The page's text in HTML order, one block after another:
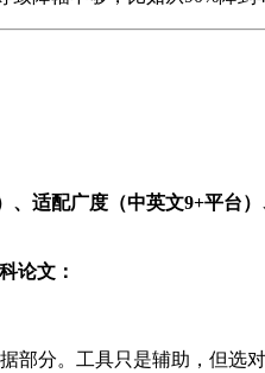
、适配广度（中英文9+平台
论文：
分。工具只是辅助，但选